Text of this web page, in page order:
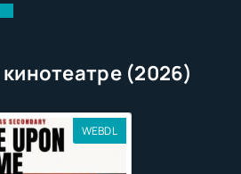
(2026)
WEBDL